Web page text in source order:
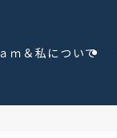
ａｍ＆私について